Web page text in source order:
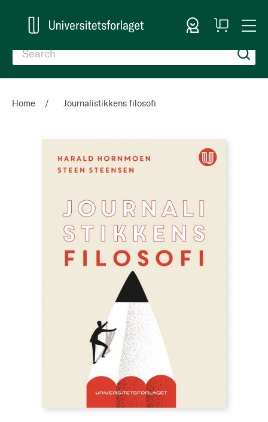
Sign In
My
Cart
Home Journalistikkens filosofi